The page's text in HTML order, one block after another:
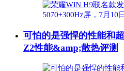
可怕的是强悍的性能和
Z2性能&amp;散热评测